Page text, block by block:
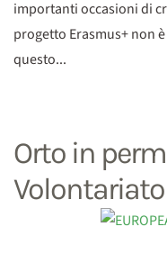
importanti occasioni di
progetto Erasmus+ non
questo...
Orto in